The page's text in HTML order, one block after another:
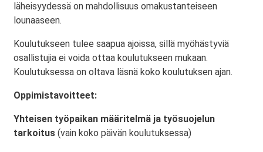
läheisyydessä on mahdollisuus omakustanteiseen
lounaaseen.
Koulutukseen tulee saapua ajoissa, sillä myöhästyviä
osallistujia ei voida ottaa koulutukseen mukaan.
Koulutuksessa on oltava läsnä koko koulutuksen ajan.
Oppimistavoitteet:
Yhteisen työpaikan määritelmä ja työsuojelun
tarkoitus (vain koko päivän koulutuksessa)